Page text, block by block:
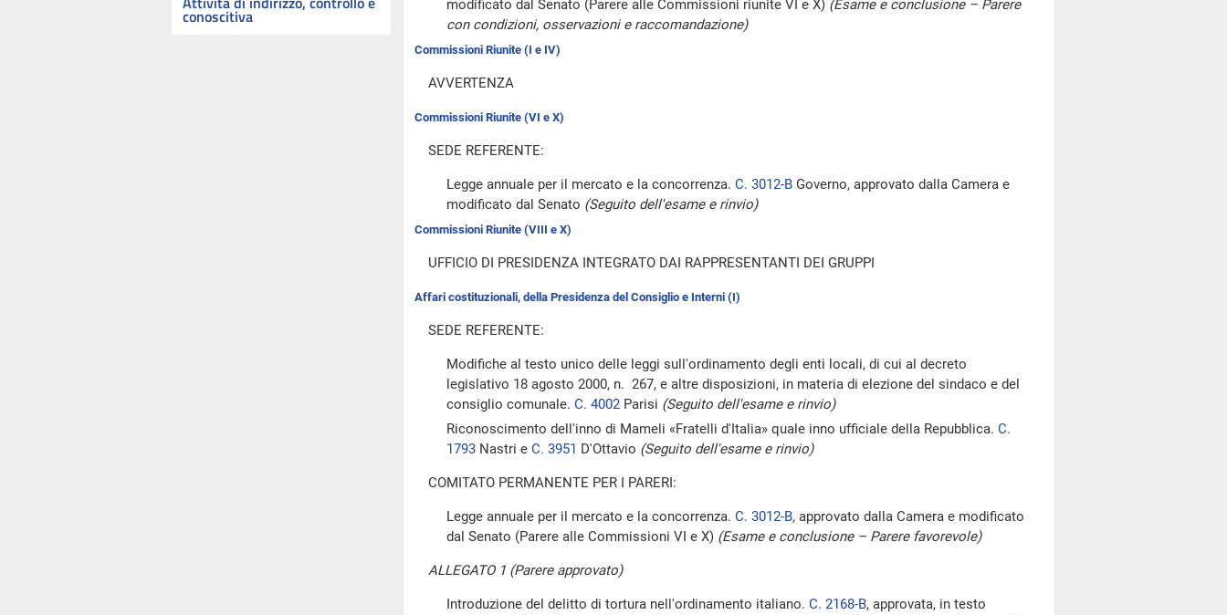
conoscitiva
modificato dal Senato (Parere alle Commissioni riunite VI e X) (Esame e conclusione – Parere
con condizioni, osservazioni e raccomandazione)
Commissioni Riunite (I e IV)
AVVERTENZA
Commissioni Riunite (VI e X)
SEDE REFERENTE:
Legge annuale per il mercato e la concorrenza. C. 3012-B Governo, approvato dalla Camera e
modificato dal Senato (Seguito dell'esame e rinvio)
Commissioni Riunite (VIII e X)
UFFICIO DI PRESIDENZA INTEGRATO DAI RAPPRESENTANTI DEI GRUPPI
Affari costituzionali, della Presidenza del Consiglio e Interni (I)
SEDE REFERENTE:
Modifiche al testo unico delle leggi sull'ordinamento degli enti locali, di cui al decreto
legislativo 18 agosto 2000, n. 267, e altre disposizioni, in materia di elezione del sindaco e del
consiglio comunale. C. 4002 Parisi (Seguito dell'esame e rinvio)
Riconoscimento dell'inno di Mameli «Fratelli d'Italia» quale inno ufficiale della Repubblica. C.
1793 Nastri e C. 3951 D'Ottavio (Seguito dell'esame e rinvio)
COMITATO PERMANENTE PER I PARERI:
Legge annuale per il mercato e la concorrenza. C. 3012-B, approvato dalla Camera e modificato
dal Senato (Parere alle Commissioni VI e X) (Esame e conclusione – Parere favorevole)
ALLEGATO 1 (Parere approvato)
Introduzione del delitto di tortura nell'ordinamento italiano. C. 2168-B, approvata, in testo